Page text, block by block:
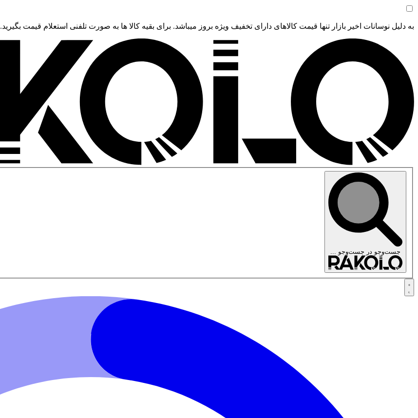
به دلیل نوسانات اخیر بازار تنها قیمت کالاهای دارای تخفیف ویژه بروز میباشد. برای بقیه کالا ها به صورت تلفنی استعلام قیمت بگیرید.
جست‌وجو در جست‌وجو ...